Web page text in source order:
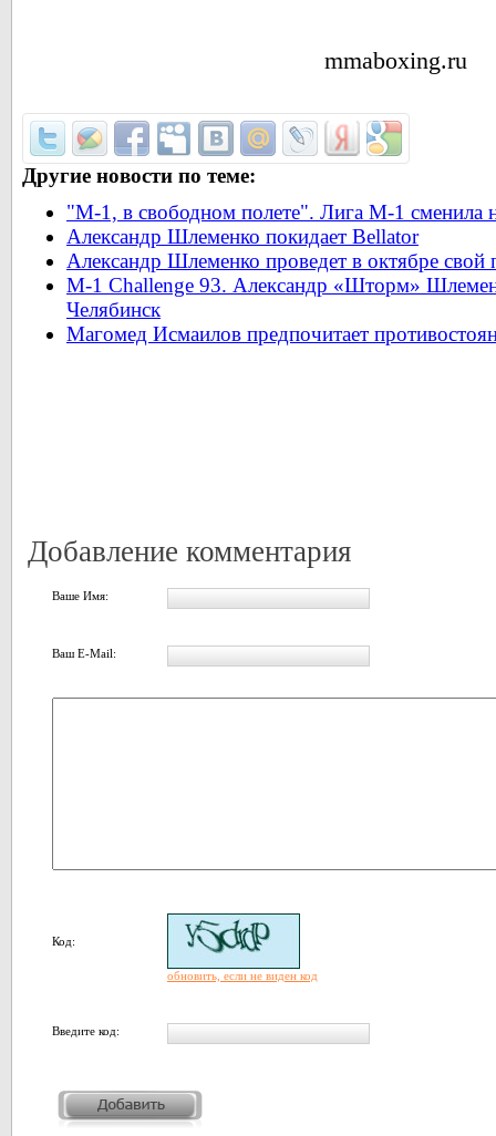
mmaboxing.ru
Другие новости по теме:
"М-1, в свободном полете". Лига М-1
Александр Шлеменко покидает Bellator
Александр Шлеменко проведет в октябре свой
M-1 Challenge 93. Александр «Шторм»
Челябинск
Магомед Исмаилов предпочитает
Добавление комментария
Ваше Имя:
Ваш E-Mail:
Код:
обновить, если не виден код
Введите код: